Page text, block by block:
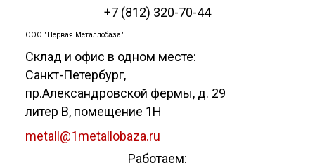
+7 (812) 320-70-44
ООО "Первая Металлобаза"
Склад и офис в одном месте:
Санкт-Петербург,
пр.Александровской фермы, д. 29
литер В, помещение 1Н
metall@1metallobaza.ru
Работаем: